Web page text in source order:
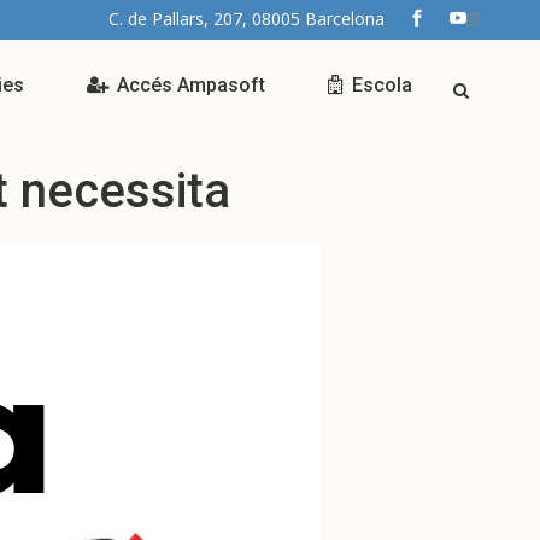
C. de Pallars, 207, 08005 Barcelona
Accés Ampasoft Escola
necessita